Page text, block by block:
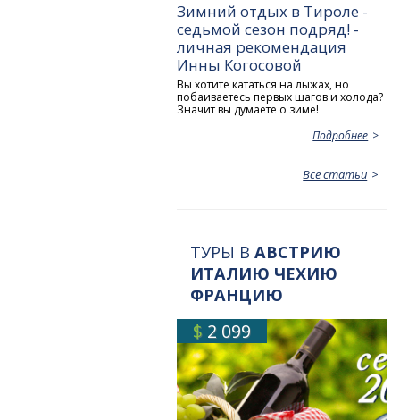
Зимний отдых в Тироле -
седьмой сезон подряд! -
личная рекомендация
Инны Когосовой
Вы хотите кататься на лыжах, но
побаиваетесь первых шагов и холода?
Значит вы думаете о зиме!
Подробнее
Все статьи
ТУРЫ ВАВСТРИЮ
ИТАЛИЮ ЧЕХИЮ
ФРАНЦИЮ
$ 2 099